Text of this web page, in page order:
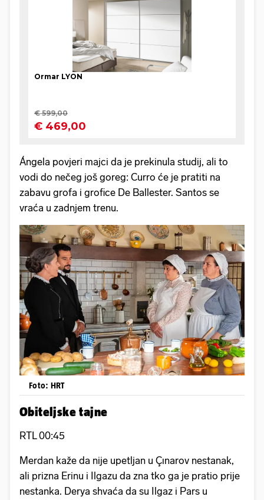
Ángela povjeri majci da je prekinula studij, ali to
vodi do nečeg još goreg: Curro će je pratiti na
zabavu grofa i grofice De Ballester. Santos se
vraća u zadnjem trenu.
Foto: HRT
Obiteljske tajne
RTL 00:45
Merdan kaže da nije upetljan u Çınarov nestanak,
ali prizna Erinu i Ilgazu da zna tko ga je pratio prije
nestanka. Derya shvaća da su Ilgaz i Pars u